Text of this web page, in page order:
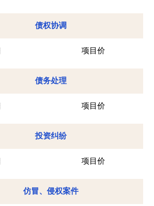
债权协调
项目价
债务处理
项目价
投资纠纷
项目价
仿冒、侵权案件